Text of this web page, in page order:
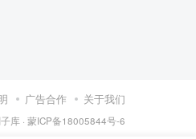
广告合作 关于我们
库 · 蒙ICP备18005844号-6